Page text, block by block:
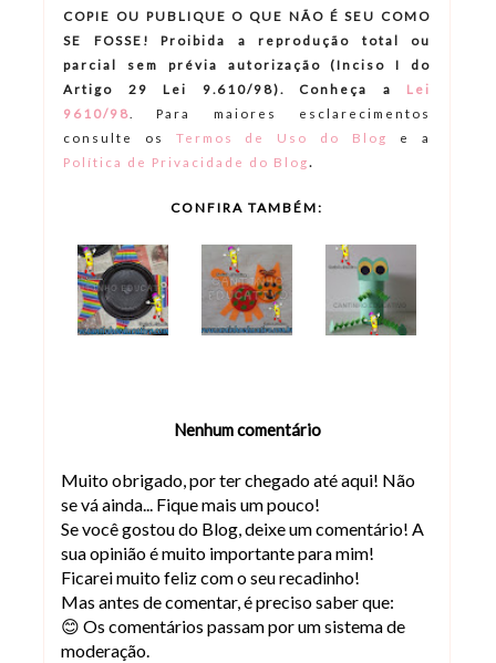
COPIE OU PUBLIQUE O QUE NÃO É SEU COMO
SE FOSSE! Proibida a reprodução total ou
parcial sem prévia autorização (Inciso I do
Artigo 29 Lei 9.610/98). Conheça a
Lei
9610/98
Para maiores esclarecimentos
consulte os Termos de Uso do Blog
e a
Política de Privacidade do Blog.
CONFIRA TAMBÉM:
Nenhum comentário
Muito obrigado, por ter chegado até aqui! Não
se vá ainda... Fique mais um pouco!
Se você gostou do Blog, deixe um comentário! A
sua opinião é muito importante para mim!
Ficarei muito feliz com o seu recadinho!
Mas antes de comentar, é preciso saber que:
😊 Os comentários passam por um sistema de
moderação.